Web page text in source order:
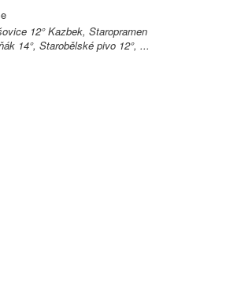
12° Kazbek, Staropramen
14°, Starobělské pivo 12°, ...